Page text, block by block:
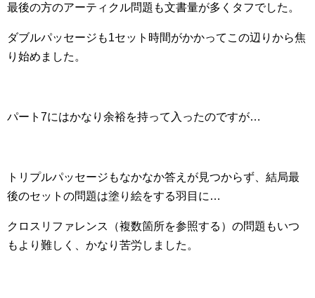
最後の方のアーティクル問題も文書量が多くタフでした。
ダブルパッセージも1セット時間がかかってこの辺りから焦
り始めました。
パート7にはかなり余裕を持って入ったのですが…
トリプルパッセージもなかなか答えが見つからず、結局最
後のセットの問題は塗り絵をする羽目に…
クロスリファレンス（複数箇所を参照する）の問題もいつ
もより難しく、かなり苦労しました。